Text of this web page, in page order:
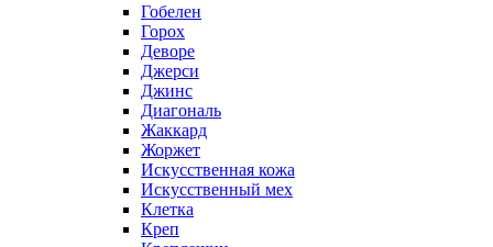
Гобелен
Горох
Деворе
Джерси
Джинс
Диагональ
Жаккард
Жоржет
Искусственная кожа
Искусственный мех
Клетка
Креп